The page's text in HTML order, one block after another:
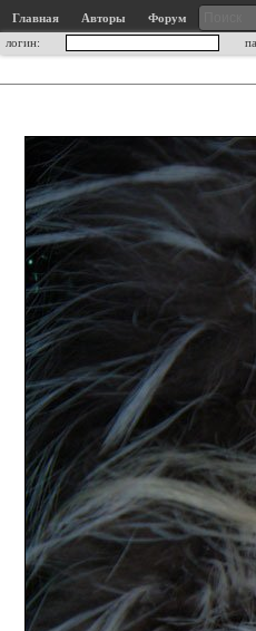
Главная Авторы
Форум
логин: